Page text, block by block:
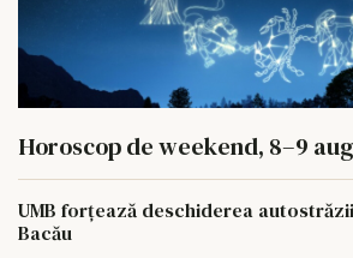
Horoscop de weekend, 8–9
UMB forțează deschiderea
Bacău